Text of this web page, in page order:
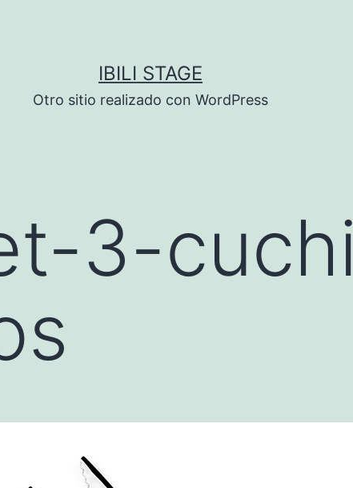
IBILI STAGE
Otro sitio realizado con WordPress
3-